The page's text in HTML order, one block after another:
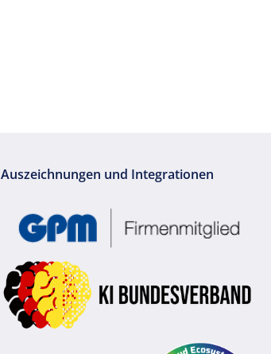
Auszeichnungen und Integrationen